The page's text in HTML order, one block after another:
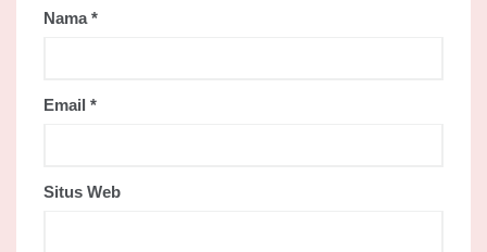
Nama*
Email *
Situs Web